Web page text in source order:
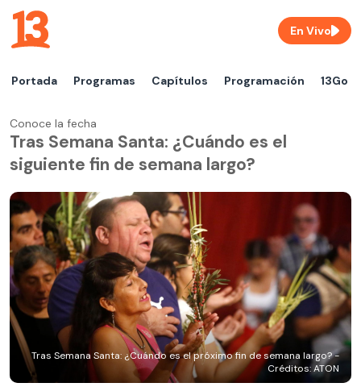
Portada Programas Capítulos Programación 13Go
En Vivo
Conoce la fecha
Tras Semana Santa: ¿Cuándo es el
siguiente fin de semana largo?
Tras Semana Santa: ¿Cuándo es el próximo fin de semana largo? -
Créditos: ATON